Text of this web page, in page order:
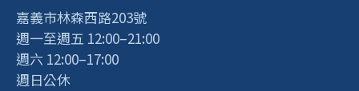
嘉義市林森西路203號
週一至週五 12:00–21:00
週六 12:00–17:00
週日公休